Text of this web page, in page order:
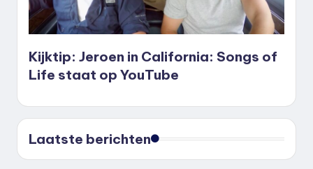
Kijktip: Jeroen in California: Songs of
Life staat op YouTube
Laatste berichten